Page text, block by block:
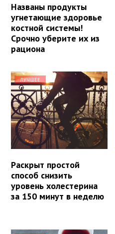
Названы продукты
угнетающие здоровье
костной системы!
Срочно уберите их из
рациона
ЛУЧШЕЕ
Раскрыт простой
способ снизить
уровень холестерина
за 150 минут в неделю